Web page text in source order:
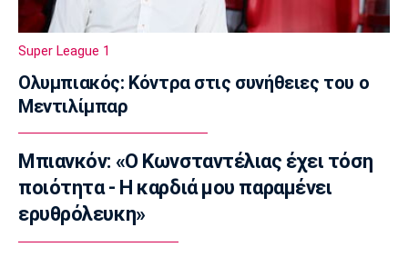
Καβελίδη: «Η Εθνική Νεανίδων είναι
οικογένεια, να απολαύσουμε τη στιγμή»
(pics)
19:45
Εθνικές Μπάσκετ
Σκαλωμένος: «Θέλουμε ένα γεμάτο γήπεδο
να μας στηρίξει»
Μπάσκετ Ελλάδα
Παραμένει στο Περιστέρι ο Ιτούνας
Super League 1
Ολυμπιακός: Κόντρα στις συνήθειες του ο
Μεντιλίμπαρ
Μπιανκόν: «Ο Κωνσταντέλιας έχει τόση
ποιότητα - Η καρδιά μου παραμένει
ερυθρόλευκη»